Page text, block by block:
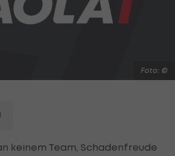
Foto: ©
keinem Team, Schadenfreude